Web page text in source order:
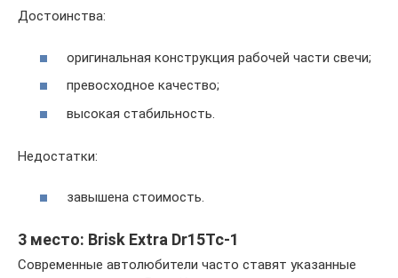
Достоинства:
оригинальная конструкция рабочей части свечи;
превосходное качество;
высокая стабильность.
Недостатки:
завышена стоимость.
3 место: Brisk Extra Dr15Tc-1
Современные автолюбители часто ставят указанные